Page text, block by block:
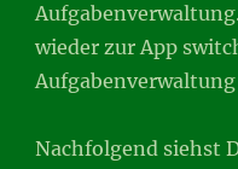
wieder zur App
Nachfolgend siehst